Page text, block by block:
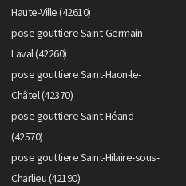
Haute-Ville (42610)
pose gouttiere Saint-Germain-
Laval (42260)
pose gouttiere Saint-Haon-le-
Châtel (42370)
pose gouttiere Saint-Héand
(42570)
pose gouttiere Saint-Hilaire-sous-
Charlieu (42190)